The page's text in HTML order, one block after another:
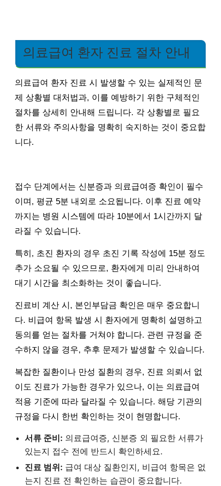
의료급여 환자 진료 절차 안내
의료급여 환자 진료 시 발생할 수 있는 실제적인 문
제 상황별 대처법과, 이를 예방하기 위한 구체적인
절차를 상세히 안내해 드립니다. 각 상황별로 필요
한 서류와 주의사항을 명확히 숙지하는 것이 중요합
니다.
접수 단계에서는 신분증과 의료급여증 확인이 필수
이며, 평균 5분 내외로 소요됩니다. 이후 진료 예약
까지는 병원 시스템에 따라 10분에서 1시간까지 달
라질 수 있습니다.
특히, 초진 환자의 경우 초진 기록 작성에 15분 정도
추가 소요될 수 있으므로, 환자에게 미리 안내하여
대기 시간을 최소화하는 것이 좋습니다.
진료비 계산 시, 본인부담금 확인은 매우 중요합니
다. 비급여 항목 발생 시 환자에게 명확히 설명하고
동의를 얻는 절차를 거쳐야 합니다. 관련 규정을 준
수하지 않을 경우, 추후 문제가 발생할 수 있습니다.
복잡한 질환이나 만성 질환의 경우, 진료 의뢰서 없
이도 진료가 가능한 경우가 있으나, 이는 의료급여
적용 기준에 따라 달라질 수 있습니다. 해당 기관의
규정을 다시 한번 확인하는 것이 현명합니다.
서류 준비: 의료급여증, 신분증 외 필요한 서류가
있는지 접수 전에 반드시 확인하세요.
진료 범위: 급여 대상 질환인지, 비급여 항목은 없
는지 진료 전 확인하는 습관이 중요합니다.